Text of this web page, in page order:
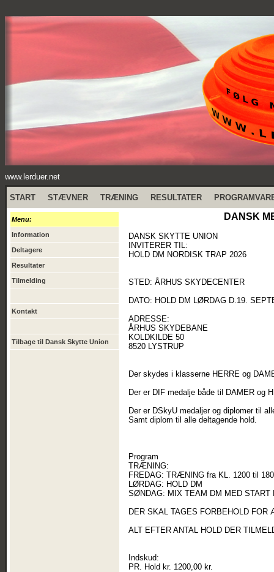
www.lerduer.net
START STÆVNER TRÆNING RESULTATER
Menu:
Information
Deltagere
Resultater
Tilmelding
Kontakt
Tilbage til Dansk Skytte Union
DANSK
DANSK SKYTTE UNION
INVITERER TIL:
HOLD DM NORDISK TRAP 2026
STED: ÅRHUS SKYDECENTER
DATO: HOLD DM LØRDAG D.19.
ADRESSE:
ÅRHUS SKYDEBANE
KOLDKILDE 50
8520 LYSTRUP
Der skydes i klasserne HERRE og
Der er DIF medalje både til DAMER og
Der er DSkyU medaljer og diplomer til
Samt diplom til alle deltagende hold.
Program
TRÆNING:
FREDAG: TRÆNING fra KL. 1200 til
LØRDAG: HOLD DM
SØNDAG: MIX TEAM DM MED START
DER SKAL TAGES FORBEHOLD
ALT EFTER ANTAL HOLD DER
Indskud:
PR. Hold kr. 1200,00 kr.